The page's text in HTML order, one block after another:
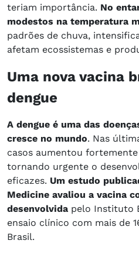
teriam importância. No
modestos na temperatura
padrões de chuva,
afetam ecossistemas e
Uma nova vacina
dengue
A dengue é uma das
cresce no mundo. Nas
casos aumentou
tornando urgente o
eficazes. Um estudo
Medicine avaliou a vacina
desenvolvida pelo Instituto
ensaio clínico com mais de
Brasil.